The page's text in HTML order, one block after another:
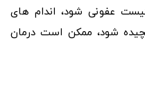
عفونی شود، اندام های
شود، ممکن است درمان